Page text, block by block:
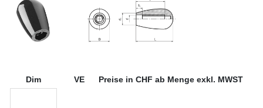
Dim VE Preise in CHF ab Menge exkl. MWST